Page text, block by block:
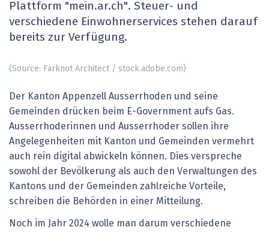
Plattform "mein.ar.ch". Steuer- und
verschiedene Einwohnerservices stehen darauf
bereits zur Verfügung.
(Source: Farknot Architect / stock.adobe.com)
Der Kanton Appenzell Ausserrhoden und seine
Gemeinden drücken beim E-Government aufs Gas.
Ausserrhoderinnen und Ausserrhoder sollen ihre
Angelegenheiten mit Kanton und Gemeinden vermehrt
auch rein digital abwickeln können. Dies verspreche
sowohl der Bevölkerung als auch den Verwaltungen des
Kantons und der Gemeinden zahlreiche Vorteile,
schreiben die Behörden in einer Mitteilung.
Noch im Jahr 2024 wolle man darum verschiedene